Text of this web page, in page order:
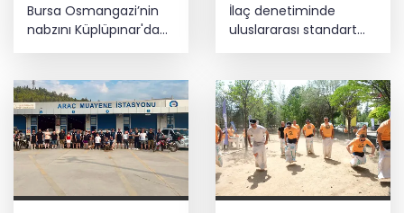
Bursa Osmangazi’nin
nabzını Küplüpınar'da
İlaç denetiminde
uluslararası standart